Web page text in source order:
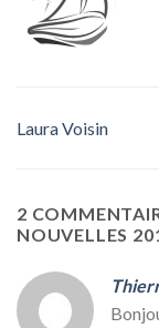
Laura Voisin
2
NOUVELLES